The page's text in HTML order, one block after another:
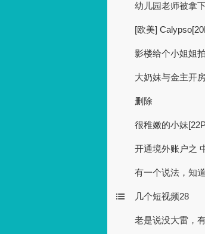
幼儿园老师被拿
[欧美]
影楼给个小姐姐
大奶妹与金主开
删除
很稚嫩的小妹
开通境外账户之
有一个说法，知
几个短视频28
老是说没大雷，